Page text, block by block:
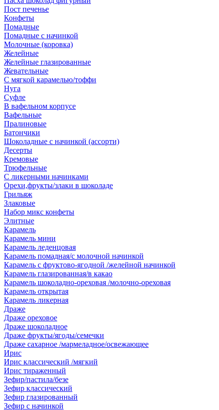
Пост печенье
Конфеты
Помадные
Помадные с начинкой
Молочные (коровка)
Желейные
Желейные глазированные
Жевательные
С мягкой карамелью/тоффи
Нуга
Суфле
В вафельном корпусе
Вафельные
Пралиновые
Батончики
Шоколадные с начинкой (ассорти)
Десерты
Кремовые
Трюфельные
С ликерными начинками
Орехи,фрукты/злаки в шоколаде
Грильяж
Злаковые
Набор микс конфеты
Элитные
Карамель
Карамель мини
Карамель леденцовая
Карамель помадная/с молочной начинкой
Карамель с фруктово-ягодной /желейной начинкой
Карамель глазированная/в какао
Карамель шоколадно-ореховая /молочно-ореховая
Карамель открытая
Карамель ликерная
Драже
Драже ореховое
Драже шоколадное
Драже фрукты/ягоды/семечки
Драже сахарное /мармеладное/освежающее
Ирис
Ирис классический /мягкий
Ирис тираженный
Зефир/пастила/безе
Зефир классический
Зефир глазированный
Зефир с начинкой